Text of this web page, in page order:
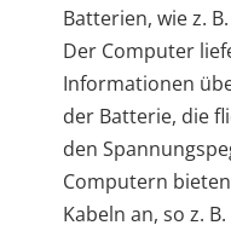
Batterien, wie z.
Der Computer
Informationen
der Batterie, die
den
Computern
Kabeln an, so z.